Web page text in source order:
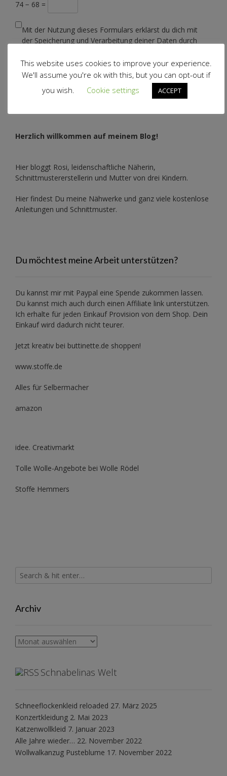
74 − 68 =
Mit der Nutzung dieses Formulars erklärst du dich mit
der Speicherung und Verarbeitung deiner Daten durch
Herzlich willkommen auf meinem Blog!
Hier bloggt Rosi, leidenschaftliche Näherin,
Schnittmustererstellerin und Mutter von drei Kindern.
Hier findest Du meine Nähwerke und ganz viele kostenlose
Anleitungen und Schnittmuster.
Du möchtest meine Arbeit unterstützen?
Du kannst mir mit Paypal eine Spende zukommen lassen.
Du kannst mich auch durch einen Affiliate link unterstützen.
Ich erhalte für jeden Einkauf Provision von dem Shop. Dein
Einkauf wird dadurch nicht teurer.
Jetzt kreativ bei buttinette.de shoppen!
www.stoffe.de
Alles für Selbermacher
amazon
idee. Creativmarkt
Tolle Wolle-Angebote bei Wolle Rödel
Stoffe Hemmers
Archiv
Archiv
Schnabelinas Welt
Schneeflockenkleid reloaded 27. März 2025
Konzertkleidung 2. Mai 2023
Katzenwollkleid 7. Januar 2023
Alle Jahre wieder… 22. November 2022
Wollwalkanzug Pusteblume 17. November 2022
This website uses cookies to improve your experience.
We'll assume you're ok with this, but you can opt-out if
you wish.
Cookie settings ACCEPT